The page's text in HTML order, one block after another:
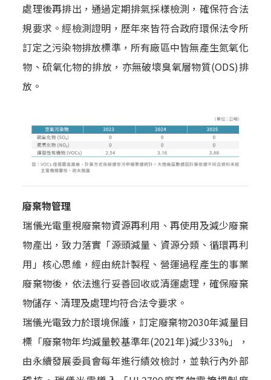
處理後再排出，通過定期排氣採樣檢測，確保符合法
規要求。經檢測證明，歷年來皆符合政府環保法令所
訂定之污染物排放標準，所有廠區中皆無產生氮氧化
物、硫氧化物的排放，亦無破壞臭氧層物質(ODS)排
放。
廢棄物管理
瑞儀光電重視廢棄物資源再利用、再使用及減少廢棄
物產出，致力落實「源頭減量、資源分類、循環再利
用」核心思維，經由統計製程、營運過程產生的事業
廢棄物後，依法進行妥善回收或清運處理，確保廢棄
物儲存、清理及處理均符合法令要求。
瑞儀光電致力於環境保護，訂定廢棄物2030年減量目
標「廢棄物年均減量較基準年(2021年)減少33%」，
由永續發展委員會每年進行績效檢討，並執行內外部